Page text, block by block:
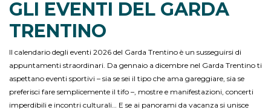
GLI EVENTI DEL GARDA
TRENTINO
Il calendario degli eventi 2026 del Garda Trentino è un susseguirsi di
appuntamenti straordinari. Da gennaio a dicembre nel Garda Trentino ti
aspettano eventi sportivi – sia se sei il tipo che ama gareggiare, sia se
preferisci fare semplicemente il tifo –, mostre e manifestazioni, concerti
imperdibili e incontri culturali… E se ai panorami da vacanza si unisce